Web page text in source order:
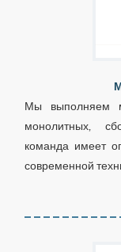
Мы выполняем
монолитных,
команда имеет
современной